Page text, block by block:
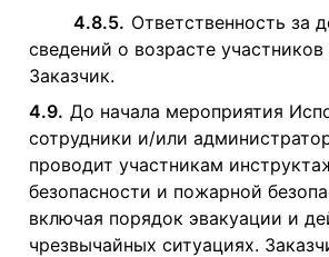
4.8.5. Ответственность за
сведений о возрасте участников
Заказчик.
4.9. До начала мероприятия
сотрудники и/или
проводит участникам
безопасности и пожарной
включая порядок эвакуации и
чрезвычайных ситуациях.